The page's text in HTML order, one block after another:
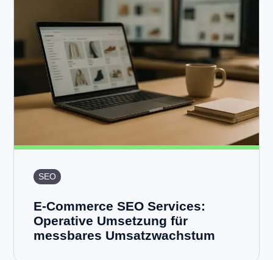
SEO
E-Commerce SEO Services:
Operative Umsetzung für
messbares Umsatzwachstum